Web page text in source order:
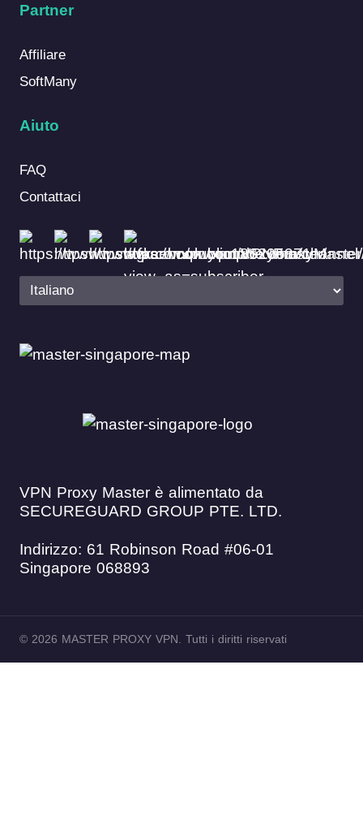
Partner
Affiliare
SoftMany
Aiuto
FAQ
Contattaci
VPN Proxy Master è alimentato da
SECUREGUARD GROUP PTE. LTD.
Indirizzo: 61 Robinson Road #06-01
Singapore 068893
© 2026 MASTER PROXY VPN. Tutti i diritti riservati